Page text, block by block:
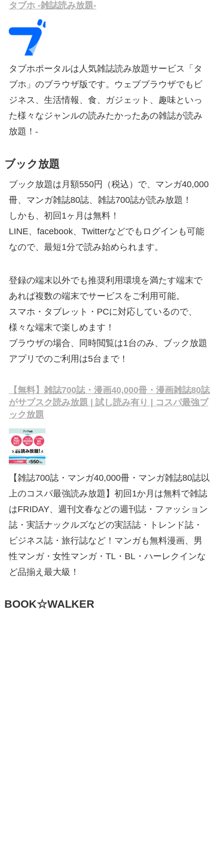
タブホ -雑誌読み放題-
タブホポータルは人気雑誌読み放題サービス「タ
ブホ」のブラウザ版です。ウェブブラウザでもビ
ジネス、生活情報、食、ガジェット、趣味といっ
た様々なジャンルの読みたかったあの雑誌が読み
放題！-
ブック放題
ブック放題は月額550円（税込）で、マンガ40,000
冊、マンガ雑誌80誌、雑誌700誌が読み放題！
しかも、初回1ヶ月は無料！
LINE、facebook、Twitterなどでもログインも可能
なので、最短1分で読み始められます。
登録の端末以外でも推奨利用環境を満たす端末で
あれば複数の端末でサービスをご利用可能。
スマホ・タブレット・PCに対応しているので、
様々な端末で楽しめます！
ブラウザの場合、同時閲覧は1台のみ、ブック放題
アプリでのご利用は5台まで！
【無料】雑誌700誌・漫画40,000冊・漫画雑誌80誌
がサブスク読み放題 | 試し読み有り | コスパ最強ブ
ック放題
【雑誌700誌・マンガ40,000冊・マンガ雑誌80誌以
上のコスパ最強読み放題】初回1か月は無料で雑誌
はFRIDAY、週刊文春などの週刊誌・ファッション
誌・実話ナックルズなどの実話誌・トレンド誌・
ビジネス誌・旅行誌など！マンガも無料漫画、男
性マンガ・女性マンガ・TL・BL・ハーレクインな
ど品揃え最大級！
BOOK☆WALKER